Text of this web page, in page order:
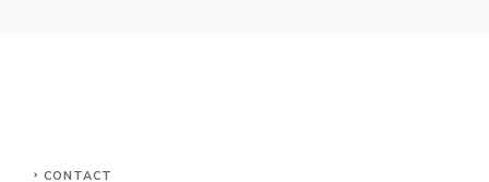
CONTACT